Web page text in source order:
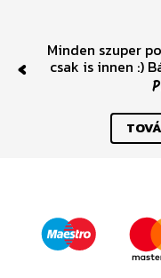
Minden szuper
csak is innen :)
Previous